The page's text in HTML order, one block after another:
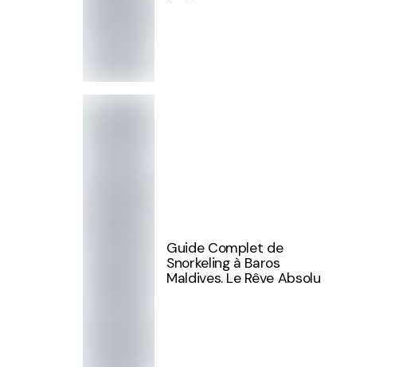
Guide Complet de
Snorkeling à Baros
Maldives. Le Rêve Absolu